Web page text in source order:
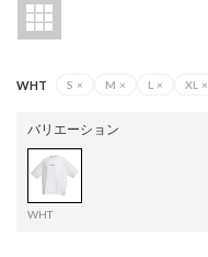
WHT S × M × L × XL ×
バリエーション
WHT